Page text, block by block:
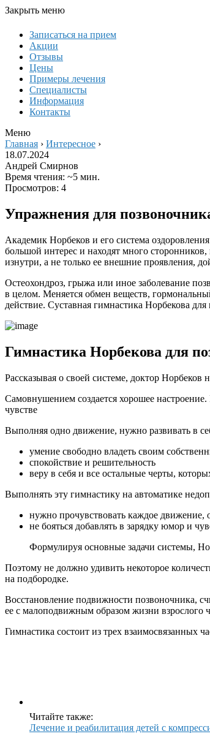
Закрыть меню
Записаться на прием
Акции
Отзывы
Цены
Примеры лечения
Специалисты
Информация
Контакты
Меню
Главная › Интересное ›
18.07.2024
Андрей Смирнов
Время чтения: ~5 мин.
Просмотров: 4
Упражнения для
Академик Норбеков и его система
большой интерес и находят много
изнутри, а не только ее внешние проявления,
Остеохондроз, грыжа или иное заболевание
в целом. Меняется обмен веществ,
действие. Суставная гимнастика Норбекова
Гимнастика Норбекова для
Рассказывая о своей системе, доктор
Самовнушением создается хорошее
чувстве
Выполняя одно движение, нужно развивать в
умение свободно владеть своим
спокойствие и решительность
веру в себя и все остальные черты,
Выполнять эту гимнастику на автоматике
нужно прочувствовать каждое движение,
не бояться добавлять в зарядку юмор и
Формулируя основные задачи системы,
Поэтому не должно удивить некоторое
на подбородке.
Восстановление подвижности позвоночника,
ее с малоподвижным образом жизни взрослого
Гимнастика состоит из трех взаимосвязанных
Читайте также:
Лечение и реабилитация детей с